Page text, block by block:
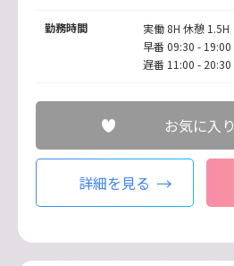
勤務時間
実働 8H 休憩 1.5H
早番 09:30 - 19:00
遅番 11:00 - 20:30
お気に入り
詳細を見る